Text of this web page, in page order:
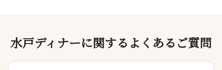
水戸ディナーに関するよくあるご質問